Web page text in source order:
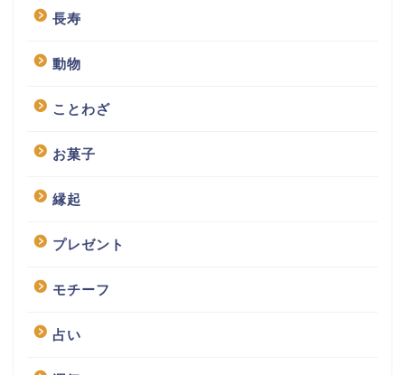
長寿
動物
ことわざ
お菓子
縁起
プレゼント
モチーフ
占い